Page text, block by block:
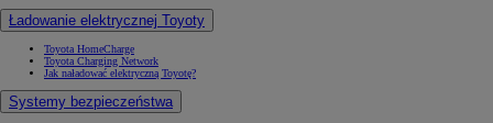
Ładowanie elektrycznej Toyoty
Toyota HomeCharge
Toyota Charging Network
Jak naładować elektryczną Toyotę?
Systemy bezpieczeństwa